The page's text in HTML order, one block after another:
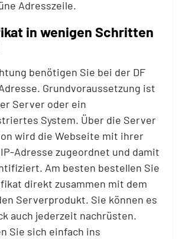
Adresszeile.
in wenigen Schritten
benötigen Sie bei der DF
Grundvoraussetzung ist
Server oder ein
System. Über die Server
wird die Webseite mit ihrer
Adresse zugeordnet und damit
Am besten bestellen Sie
direkt zusammen mit dem
Serverprodukt. Sie können es
auch jederzeit nachrüsten.
Sie sich einfach ins